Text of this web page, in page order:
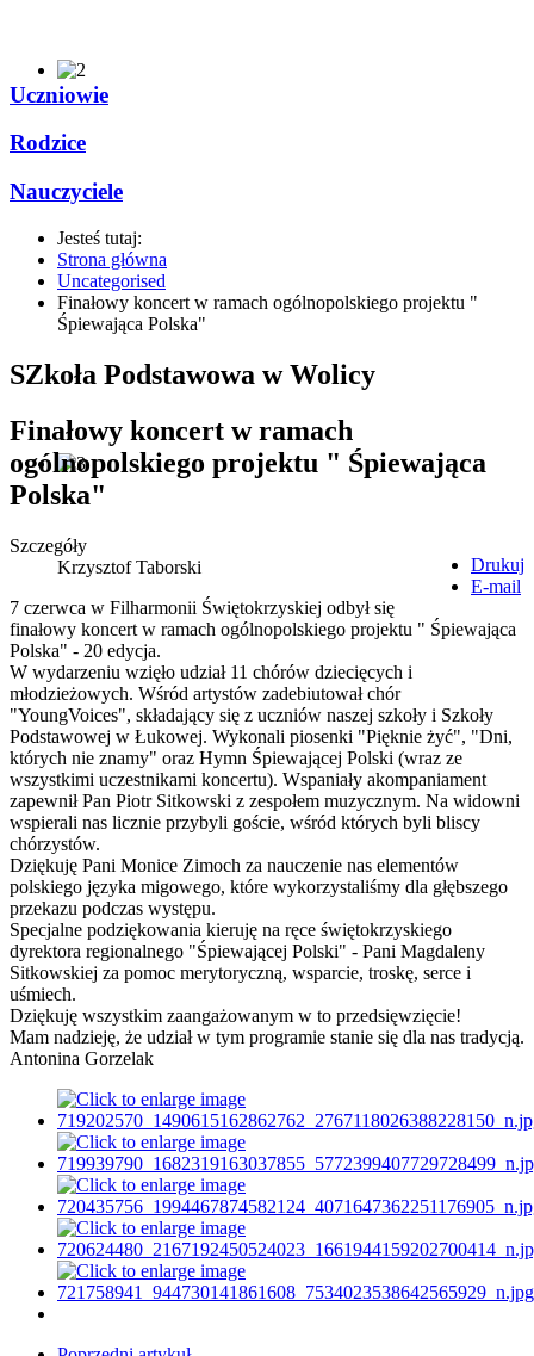
Uczniowie
Rodzice
Nauczyciele
Jesteś tutaj:
Strona główna
Uncategorised
Finałowy koncert w ramach ogólnopolskiego projektu "
Śpiewająca Polska"
SZkoła Podstawowa w Wolicy
Finałowy koncert w ramach
ogólnopolskiego projektu " Śpiewająca
Polska"
Drukuj
E-mail
Szczegóły
Krzysztof Taborski
7 czerwca w Filharmonii Świętokrzyskiej odbył się
finałowy koncert w ramach ogólnopolskiego projektu " Śpiewająca
Polska" - 20 edycja.
W wydarzeniu wzięło udział 11 chórów dziecięcych i
młodzieżowych. Wśród artystów zadebiutował chór
"YoungVoices", składający się z uczniów naszej szkoły i Szkoły
Podstawowej w Łukowej. Wykonali piosenki "Pięknie żyć", "Dni,
których nie znamy" oraz Hymn Śpiewającej Polski (wraz ze
wszystkimi uczestnikami koncertu). Wspaniały akompaniament
zapewnił Pan Piotr Sitkowski z zespołem muzycznym. Na widowni
wspierali nas licznie przybyli goście, wśród których byli bliscy
chórzystów.
Dziękuję Pani Monice Zimoch za nauczenie nas elementów
polskiego języka migowego, które wykorzystaliśmy dla głębszego
przekazu podczas występu.
Specjalne podziękowania kieruję na ręce świętokrzyskiego
dyrektora regionalnego "Śpiewającej Polski" - Pani Magdaleny
Sitkowskiej za pomoc merytoryczną, wsparcie, troskę, serce i
uśmiech.
Dziękuję wszystkim zaangażowanym w to przedsięwzięcie!
Mam nadzieję, że udział w tym programie stanie się dla nas tradycją.
Antonina Gorzelak